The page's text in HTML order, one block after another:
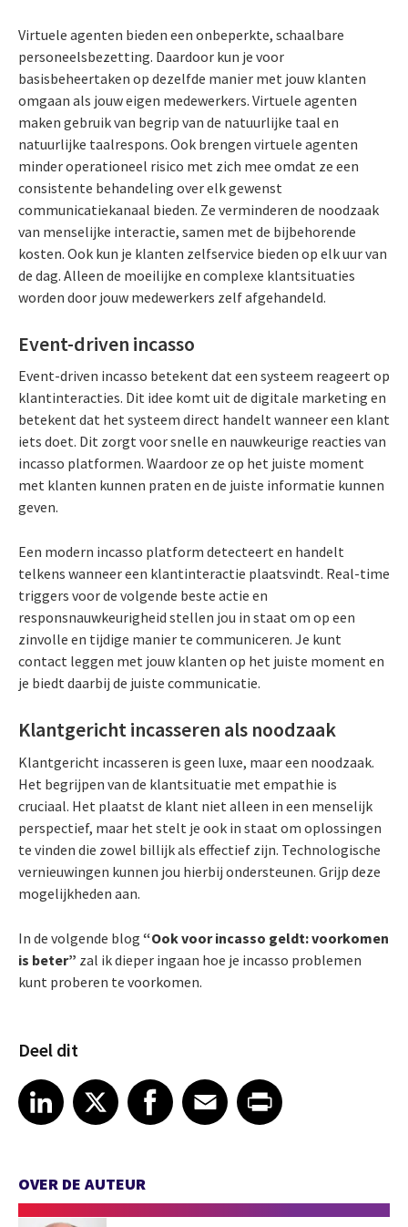
Virtuele agenten bieden een onbeperkte, schaalbare
personeelsbezetting. Daardoor kun je voor
basisbeheertaken op dezelfde manier met jouw klanten
omgaan als jouw eigen medewerkers. Virtuele agenten
maken gebruik van begrip van de natuurlijke taal en
natuurlijke taalrespons. Ook brengen virtuele agenten
minder operationeel risico met zich mee omdat ze een
consistente behandeling over elk gewenst
communicatiekanaal bieden. Ze verminderen de noodzaak
van menselijke interactie, samen met de bijbehorende
kosten. Ook kun je klanten zelfservice bieden op elk uur van
de dag. Alleen de moeilijke en complexe klantsituaties
worden door jouw medewerkers zelf afgehandeld.
Event-driven incasso
Event-driven incasso betekent dat een systeem reageert op
klantinteracties. Dit idee komt uit de digitale marketing en
betekent dat het systeem direct handelt wanneer een klant
iets doet. Dit zorgt voor snelle en nauwkeurige reacties van
incasso platformen. Waardoor ze op het juiste moment
met klanten kunnen praten en de juiste informatie kunnen
geven.
Een modern incasso platform detecteert en handelt
telkens wanneer een klantinteractie plaatsvindt. Real-time
triggers voor de volgende beste actie en
responsnauwkeurigheid stellen jou in staat om op een
zinvolle en tijdige manier te communiceren. Je kunt
contact leggen met jouw klanten op het juiste moment en
je biedt daarbij de juiste communicatie.
Klantgericht incasseren als noodzaak
Klantgericht incasseren is geen luxe, maar een noodzaak.
Het begrijpen van de klantsituatie met empathie is
cruciaal. Het plaatst de klant niet alleen in een menselijk
perspectief, maar het stelt je ook in staat om oplossingen
te vinden die zowel billijk als effectief zijn. Technologische
vernieuwingen kunnen jou hierbij ondersteunen. Grijp deze
mogelijkheden aan.
In de volgende blog “Ook voor incasso geldt: voorkomen
is beter” zal ik dieper ingaan hoe je incasso problemen
kunt proberen te voorkomen.
Deel dit
Share article on LinkedIn
LinkedIn
Share article on XShare article on Facebook
Facebook
Share article on Email
EmailShare article on Print
OVER DE AUTEUR